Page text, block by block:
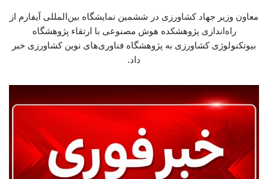
معاون وزیر جهاد کشاورزی در ششمین نمایشگاه بین‌المللی آیفارم از
راه‌اندازی پژوهشکده هوش مصنوعی با ارتقاء پژوهشگاه
بیوتکنولوژی کشاورزی به پژوهشگاه فناوری‌های نوین کشاورزی خبر
داد.